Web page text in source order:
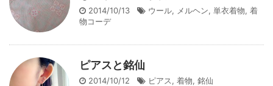
2014/10/13 ウール, メルヘン, 単衣着物, 着
物コーデ
ピアスと銘仙
2014/10/12 ピアス, 着物, 銘仙